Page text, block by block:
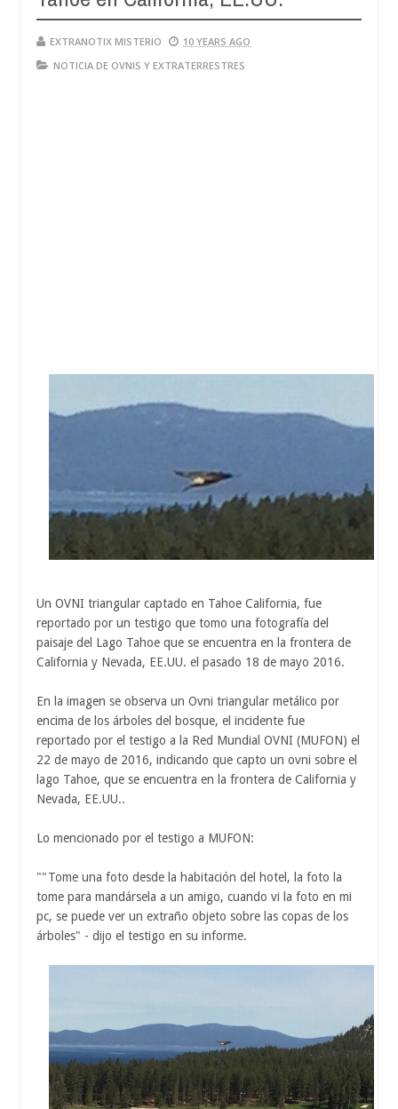
EXTRANOTIX MISTERIO
10 YEARS AGO
NOTICIA DE OVNIS Y EXTRATERRESTRES
Un OVNI triangular captado en Tahoe California, fue
reportado por un testigo que tomo una fotografía del
paisaje del Lago Tahoe que se encuentra en la frontera de
California y Nevada, EE.UU. el pasado 18 de mayo 2016.
En la imagen se observa un Ovni triangular metálico por
encima de los árboles del bosque, el incidente fue
reportado por el testigo a la Red Mundial OVNI (MUFON) el
22 de mayo de 2016, indicando que capto un ovni sobre el
lago Tahoe, que se encuentra en la frontera de California y
Nevada, EE.UU..
Lo mencionado por el testigo a MUFON:
""Tome una foto desde la habitación del hotel, la foto la
tome para mandársela a un amigo, cuando vi la foto en mi
pc, se puede ver un extraño objeto sobre las copas de los
árboles" - dijo el testigo en su informe.